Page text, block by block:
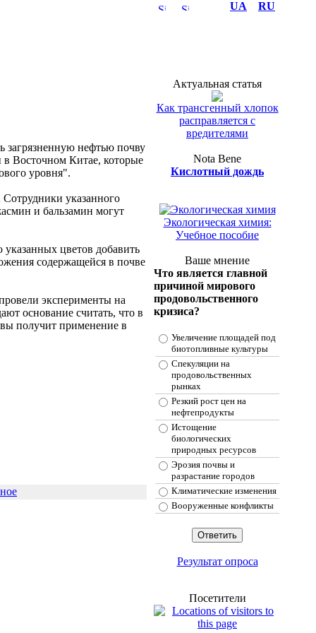
UA RU
загрязненную нефтью почву
Восточном Китае, которые
уровня".
указанного
и бальзамин могут
цветов добавить
содержащейся в почве
эксперименты на
основание считать, что в
получит применение в
Актуальная статья
Как трансгенный хлопок
расправляется с
вредителями
Nota Bene
Кислотный дождь
Экологическая химия:
Учебное пособие
Ваше мнение
Что является главной
причиной мирового
продовольственного
кризиса?
Увеличение площадей под
биотопливные культуры
Спекуляции на
продовольственных
рынках
Резкий рост цен на
нефтепродукты
Истощение
биологических
природных ресурсов
Эрозия почвы и
разрастание городов
Климатические изменения
Вооруженные конфликты
Результат опроса
Посетители